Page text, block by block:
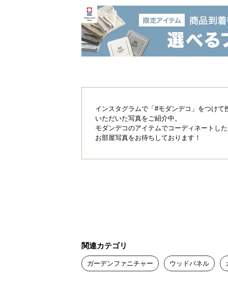
インスタグラムで「#モダンデコ」をつけて
いただいた写真をご紹介中。
モダンデコのアイテムでコーディネートし
お部屋写真をお待ちしております！
関連カテゴリ
ガーデンファニチャー ウッドパネル